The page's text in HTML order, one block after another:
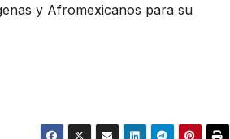
y Afromexicanos para su